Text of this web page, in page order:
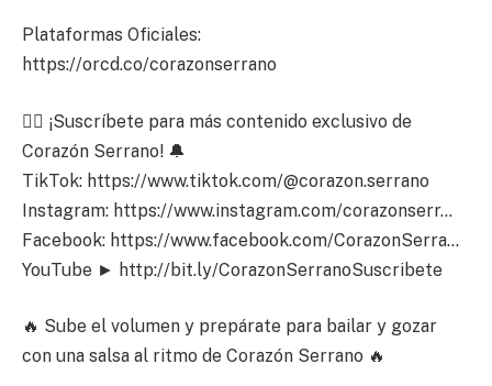
Plataformas Oficiales:
https://orcd.co/corazonserrano
👉🏼 ¡Suscríbete para más contenido exclusivo de
Corazón Serrano! 🔔
TikTok: https://www.tiktok.com/@corazon.serrano
Instagram: https://www.instagram.com/corazonserr…
Facebook: https://www.facebook.com/CorazonSerra…
YouTube ► http://bit.ly/CorazonSerranoSuscribete
🔥 Sube el volumen y prepárate para bailar y gozar
con una salsa al ritmo de Corazón Serrano 🔥